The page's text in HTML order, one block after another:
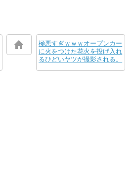
極悪すぎｗｗｗオープンカー
に火をつけた花火を投げ入れ
るひどいヤツが撮影される。